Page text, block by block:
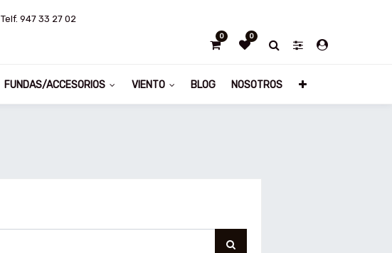
Telf. 947 33 27 02
0 0
FUNDAS/ACCESORIOS VIENTO BLOG NOSOTROS